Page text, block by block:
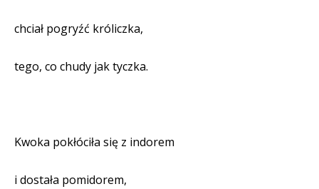
chciał pogryźć króliczka,
tego, co chudy jak tyczka.
Kwoka pokłóciła się z indorem
i dostała pomidorem,